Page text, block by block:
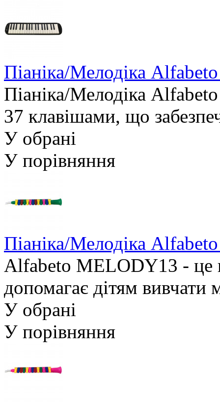
Піаніка/Мелодіка
Піаніка/Мелодіка
37 клавішами, що
У обрані
У порівняння
Піаніка/Мелодіка
Alfabeto MELODY13 - це
допомагає дітям
У обрані
У порівняння